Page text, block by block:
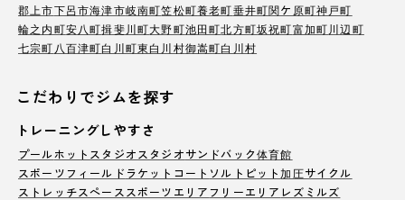
郡上市下呂市海津市岐南町笠松町養老町垂井町関ケ原町神戸町
輪之内町安八町揖斐川町大野町池田町北方町坂祝町富加町川辺町
七宗町 八百津町白川町東白川村御嵩町白川村
こだわりでジムを探す
トレーニングしやすさ
プールホットスタジオ スタジオサンドバック体育館
スポーツフィールド ラケットコート ソルトピット加圧サイクル
ストレッチスペース スポーツエリア フリーエリア レズミルズ